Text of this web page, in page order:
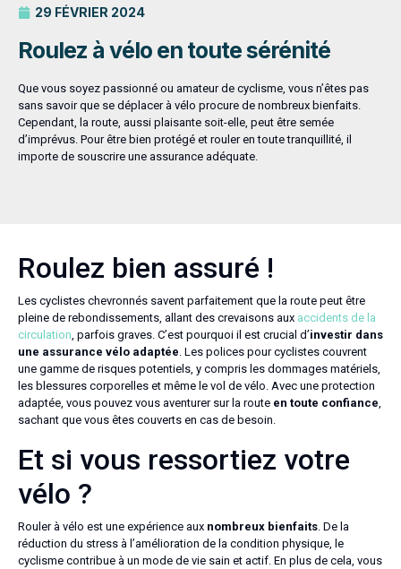
29 FÉVRIER 2024
Roulez à vélo en toute sérénité
Que vous soyez passionné ou amateur de cyclisme, vous n’êtes pas
sans savoir que se déplacer à vélo procure de nombreux bienfaits.
Cependant, la route, aussi plaisante soit-elle, peut être semée
d’imprévus. Pour être bien protégé et rouler en toute tranquillité, il
importe de souscrire une assurance adéquate.
Roulez bien assuré !
Les cyclistes chevronnés savent parfaitement que la route peut être
pleine de rebondissements, allant des crevaisons aux accidents de la
circulation, parfois graves. C’est pourquoi il est crucial d’investir dans
une assurance vélo adaptée. Les polices pour cyclistes couvrent
une gamme de risques potentiels, y compris les dommages matériels,
les blessures corporelles et même le vol de vélo. Avec une protection
adaptée, vous pouvez vous aventurer sur la route en toute confiance,
sachant que vous êtes couverts en cas de besoin.
Et si vous ressortiez votre
vélo ?
Rouler à vélo est une expérience aux nombreux bienfaits. De la
réduction du stress à l’amélioration de la condition physique, le
cyclisme contribue à un mode de vie sain et actif. En plus de cela, vous